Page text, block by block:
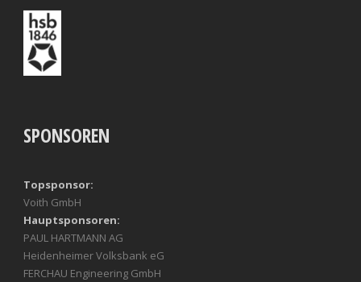
SPONSOREN
Topsponsor:
Voith GmbH
Hauptsponsoren:
PAUL HARTMANN AG
Heidenheimer Volksbank eG
FERCHAU Engineering GmbH